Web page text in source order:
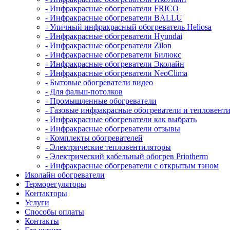
- Инфракрасные обогреватели FRICO
- Инфракрасные обогреватели BALLU
- Уличный инфракрасный обогреватель Heliosa
- Инфракрасные обогреватели Hyundai
- Инфракрасные обогреватели Zilon
- Инфракрасные обогреватели Билюкс
- Инфракрасные обогреватели Эколайн
- Инфракрасные обогреватели NeoClima
- Бытовые обогреватели видео
- Для фальш-потолков
- Промышленные обогреватели
- Газовые инфракрасные обогреватели и
- Инфракрасные обогреватели как выбрать
- Инфракрасные обогреватели отзывы
- Комплекты обогревателей
- Электрические тепловентиляторы
- Электрический кабельный обогрев Priotherm
- Инфракрасные обогреватели с открытым тэном
Иколайн обогреватели
Терморегуляторы
Контакторы
Услуги
Способы оплаты
Контакты